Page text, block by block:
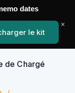
de Chargé
dates
le kit
×